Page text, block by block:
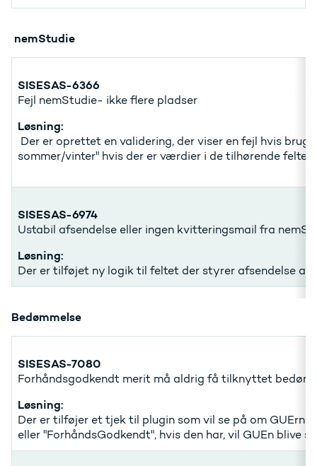
nemStudie
SISESAS-6366
Fejl nemStudie- ikke flere pladser
Løsning:
Der er oprettet en validering, der viser en fejl hvis
sommer/vinter" hvis der er værdier i de tilhørende
SISESAS-6974
Ustabil afsendelse eller ingen kvitteringsmail fra
Løsning:
Der er tilføjet ny logik til feltet der styrer afsendelse af
Bedømmelse
SISESAS-7080
Forhåndsgodkendt merit må aldrig få tilknyttet
Løsning:
Der er tilføjer et tjek til plugin som vil se på om
eller "ForhåndsGodkendt", hvis den har, vil GUEn blive